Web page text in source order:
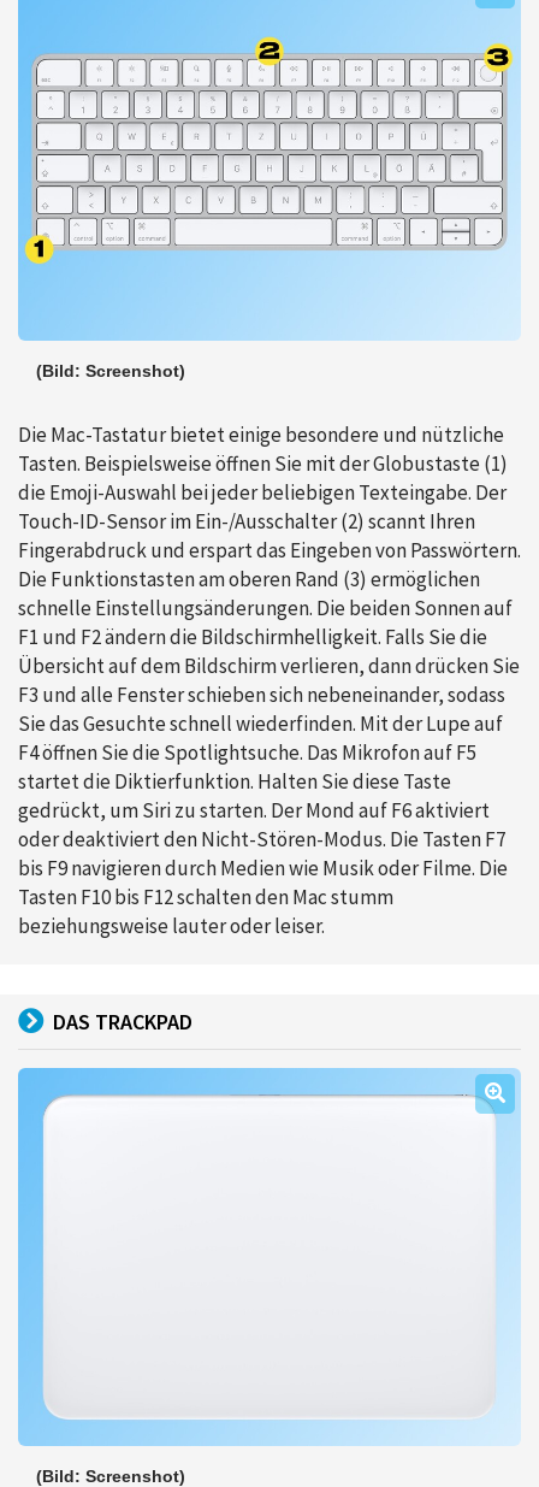
(Bild: Screenshot)
Die Mac-Tastatur bietet einige besondere und nützliche
Tasten. Beispielsweise öffnen Sie mit der Globustaste (1)
die Emoji-Auswahl bei jeder beliebigen Texteingabe. Der
Touch-ID-Sensor im Ein-/Ausschalter (2) scannt Ihren
Fingerabdruck und erspart das Eingeben von Passwörtern.
Die Funktionstasten am oberen Rand (3) ermöglichen
schnelle Einstellungsänderungen. Die beiden Sonnen auf
F1 und F2 ändern die Bildschirmhelligkeit. Falls Sie die
Übersicht auf dem Bildschirm verlieren, dann drücken Sie
F3 und alle Fenster schieben sich nebeneinander, sodass
Sie das Gesuchte schnell wiederfinden. Mit der Lupe auf
F4 öffnen Sie die Spotlightsuche. Das Mikrofon auf F5
startet die Diktierfunktion. Halten Sie diese Taste
gedrückt, um Siri zu starten. Der Mond auf F6 aktiviert
oder deaktiviert den Nicht-Stören-Modus. Die Tasten F7
bis F9 navigieren durch Medien wie Musik oder Filme. Die
Tasten F10 bis F12 schalten den Mac stumm
beziehungsweise lauter oder leiser.
DAS TRACKPAD
(Bild: Screenshot)